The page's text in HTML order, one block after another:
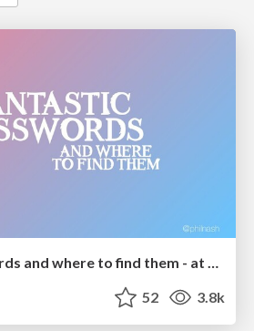
Fantastic passwords and where to find them - at NoRuKo
52 3.8k